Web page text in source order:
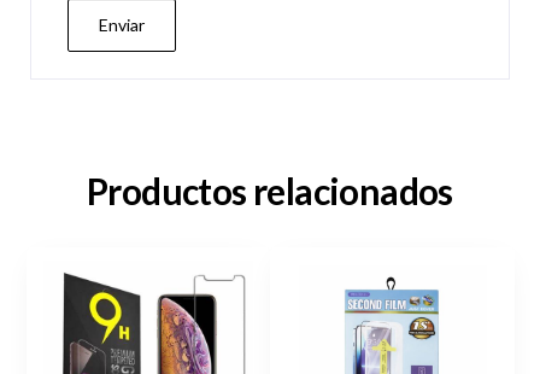
Productos relacionados